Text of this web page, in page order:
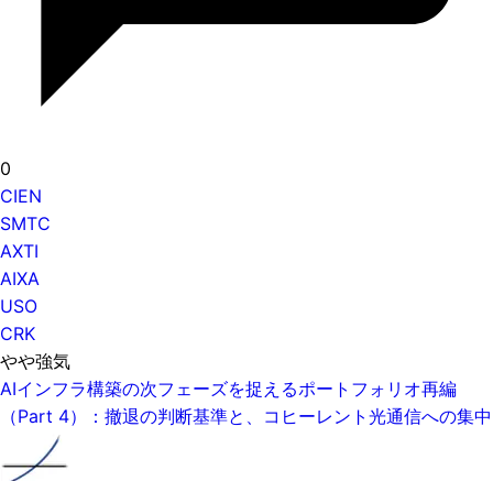
0
CIEN
SMTC
AXTI
AIXA
USO
CRK
やや強気
AIインフラ構築の次フェーズを捉えるポートフォリオ再編
（Part 4）：撤退の判断基準と、コヒーレント光通信への集中